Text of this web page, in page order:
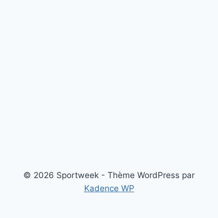
© 2026 Sportweek - Thème WordPress par
Kadence WP